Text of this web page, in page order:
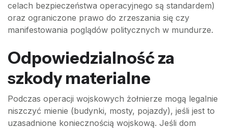
celach bezpieczeństwa operacyjnego są standardem)
oraz ograniczone prawo do zrzeszania się czy
manifestowania poglądów politycznych w mundurze.
Odpowiedzialność za
szkody materialne
Podczas operacji wojskowych żołnierze mogą legalnie
niszczyć mienie (budynki, mosty, pojazdy), jeśli jest to
uzasadnione koniecznością wojskową. Jeśli dom